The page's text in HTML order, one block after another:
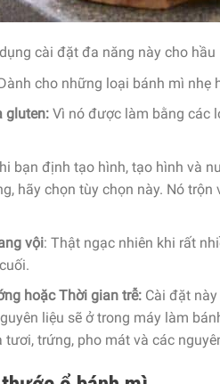
cài đặt đa năng này cho hầu
cho những loại bánh mì nhẹ
gluten:Vì nó được làm bằng các
bạn định tạo hình, tạo hình và
hãy chọn tùy chọn này. Nó
vội: Thật ngạc nhiên khi rất
hoặc Thời gian trễ:Cài đặt này
liệu sẽ ở trong máy làm
tươi, trứng, pho mát và các